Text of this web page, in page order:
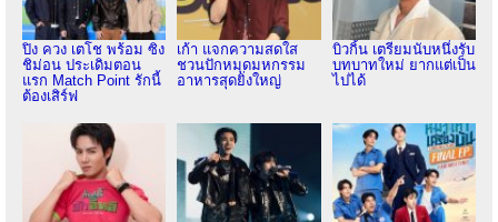
ปิง ควง เตโช พร้อม ซิง
ชิม่อน ประเดิมตอน
แรก Match Point รักนี้
ต้องเสิร์ฟ
เก้า แจกความสดใส
ชวนปักหมุดมหกรรม
อาหารสุดยิ่งใหญ่
บิวกิ้น เตรียมนับหนึ่งรับ
บทบาทใหม่ ยากแต่เป็น
ไปได้